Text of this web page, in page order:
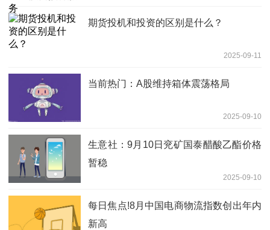
期货投机和投资的区别是什么？
2025-09-11
当前热门：A股维持箱体震荡格局
2025-09-10
生意社：9月10日兖矿国泰醋酸乙酯价格
暂稳
2025-09-10
每日焦点!8月中国电商物流指数创出年内
新高